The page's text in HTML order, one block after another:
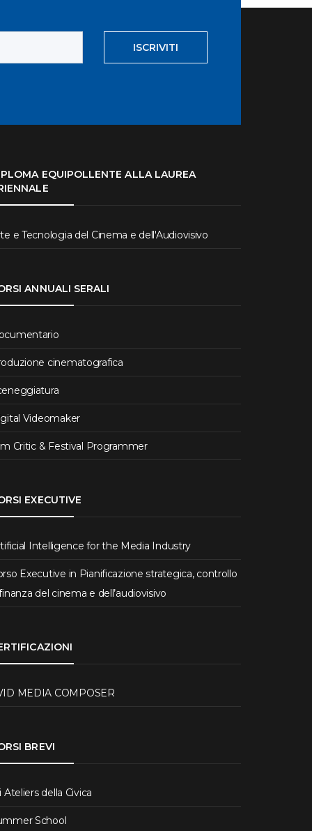
ISCRIVITI
EQUIPOLLENTE ALLA LAUREA
e Tecnologia del Cinema e dell'Audiovisivo
ANNUALI SERALI
cinematografica
Videomaker
Critic & Festival Programmer
EXECUTIVE
Intelligence for the Media Industry
Executive in Pianificazione strategica, controllo
del cinema e dell’audiovisivo
MEDIA COMPOSER
BREVI
Ateliers della Civica
School